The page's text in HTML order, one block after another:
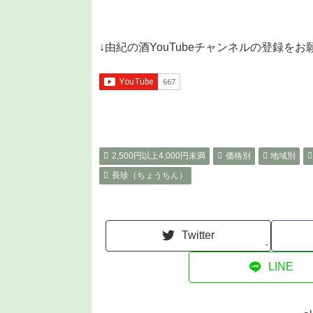
↓由紀の酒YouTubeチャンネルの登録をお
2,500円以上4,000円未満 価格別
地域別
長珍（ちょうちん）
Twitter
-
LINE